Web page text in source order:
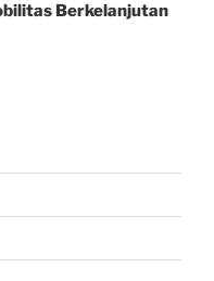
Berkelanjutan